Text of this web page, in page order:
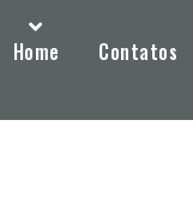
Home Contatos